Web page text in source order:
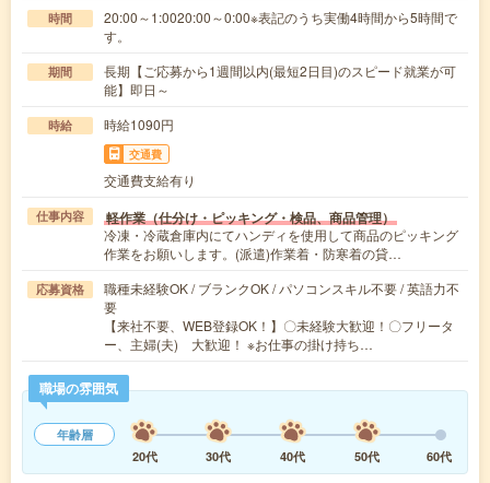
時間
20:00～1:0020:00～0:00※表記のうち実働4時間から5時間で
す。
期間
長期【ご応募から1週間以内(最短2日目)のスピード就業が可
能】即日～
時給 時給1090円
交通費
交通費支給有り
仕事内容 軽作業（仕分け・ピッキング・検品、商品管理）
冷凍・冷蔵倉庫内にてハンディを使用して商品のピッキング
作業をお願いします。(派遣)作業着・防寒着の貸…
応募資格
職種未経験OK / ブランクOK / パソコンスキル不要 / 英語力不
要
【来社不要、WEB登録OK！】〇未経験大歓迎！〇フリータ
ー、主婦(夫) 大歓迎！ ※お仕事の掛け持ち…
職場の雰囲気
年齢層
20代
30代 40代 50代 60代